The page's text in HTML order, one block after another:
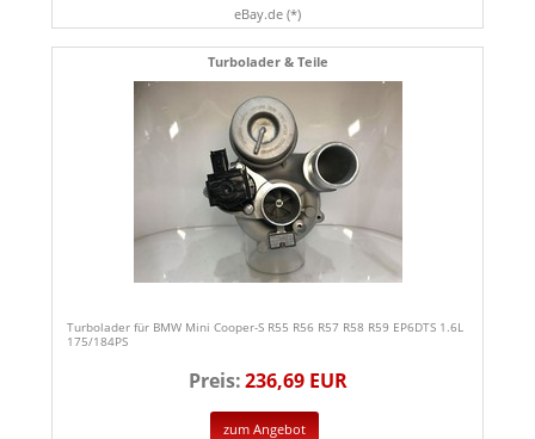
eBay.de (*)
Turbolader & Teile
Turbolader für BMW Mini Cooper-S R55 R56 R57 R58 R59 EP6DTS 1.6L
175/184PS
Preis:236,69 EUR
zum Angebot